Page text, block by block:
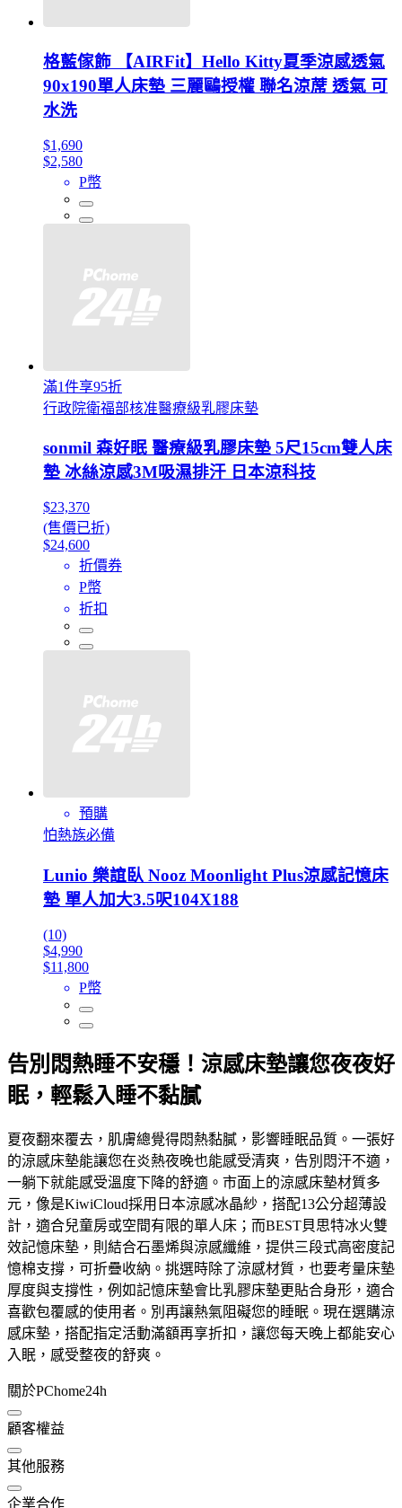
格藍傢飾 【AIRFit】Hello Kitty夏季涼感透氣
90x190單人床墊 三麗鷗授權 聯名涼蓆 透氣 可
水洗
$1,690
$2,580
P幣
滿1件享95折
行政院衛福部核准醫療級乳膠床墊
sonmil 森好眠 醫療級乳膠床墊 5尺15cm雙人床
墊 冰絲涼感3M吸濕排汗 日本涼科技
$23,370
(售價已折)
$24,600
折價券
P幣
折扣
預購
怕熱族必備
Lunio 樂誼臥 Nooz Moonlight Plus涼感記憶床
墊 單人加大3.5呎104X188
(10)
$4,990
$11,800
P幣
告別悶熱睡不安穩！涼感床墊讓您夜夜好
眠，輕鬆入睡不黏膩
夏夜翻來覆去，肌膚總覺得悶熱黏膩，影響睡眠品質。一張好
的涼感床墊能讓您在炎熱夜晚也能感受清爽，告別悶汗不適，
一躺下就能感受溫度下降的舒適。市面上的涼感床墊材質多
元，像是KiwiCloud採用日本涼感冰晶紗，搭配13公分超薄設
計，適合兒童房或空間有限的單人床；而BEST貝思特冰火雙
效記憶床墊，則結合石墨烯與涼感纖維，提供三段式高密度記
憶棉支撐，可折疊收納。挑選時除了涼感材質，也要考量床墊
厚度與支撐性，例如記憶床墊會比乳膠床墊更貼合身形，適合
喜歡包覆感的使用者。別再讓熱氣阻礙您的睡眠。現在選購涼
感床墊，搭配指定活動滿額再享折扣，讓您每天晚上都能安心
入眠，感受整夜的舒爽。
關於PChome24h
顧客權益
其他服務
企業合作